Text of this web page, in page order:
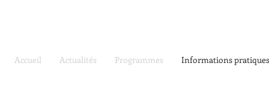
Accueil Actualités Programmes Informations pratiques